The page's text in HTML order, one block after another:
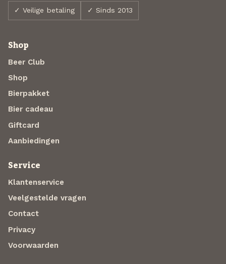
✓ Veilige betaling ✓ Sinds 2013
Shop
Beer Club
Shop
Bierpakket
Bier cadeau
Giftcard
Aanbiedingen
Service
Klantenservice
Veelgestelde vragen
Contact
Privacy
Voorwaarden